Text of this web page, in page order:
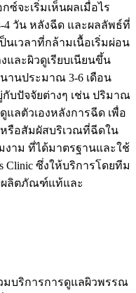
จะเริ่มเห็นผลเมื่อไร
4 วัน หลังฉีด และผลลัพธ์ที่
นเวลาที่กล้ามเนื้อเริ่มผ่อน
และผิวดูเรียบเนียนขึ้น
านประมาณ 3-6 เดือน
บปัจจัยต่างๆ เช่น ปริมาณ
ลตัวเองหลังการฉีด เพื่อ
รือสัมผัสบริเวณที่ฉีดใน
งาม ที่ได้มาตรฐานและใช้
Clinic ซึ่งให้บริการโดยทีม
ลิตภัณฑ์แท้และ
มบริการการดูแลผิวพรรณ